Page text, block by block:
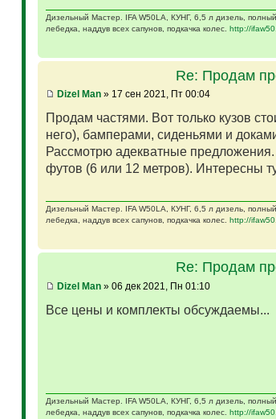
Дизельный Мастер. IFA W50LA, КУНГ, 6,5 л дизель,
лебедка, наддув всех сапунов, подкачка колес. http://
Re: Продам
Dizel Man» 17 сен 2021, Пт 00:04
Продам частями. Вот только кузов
него), бамперами, сиденьями и
Рассмотрю адекватные
футов (6 или 12 метров). Интересны
Дизельный Мастер. IFA W50LA, КУНГ, 6,5 л дизель,
лебедка, наддув всех сапунов, подкачка колес. http://
Re: Продам
Dizel Man» 06 дек 2021, Пн 01:10
Все цены и комплекты обсуждаемы...
Дизельный Мастер. IFA W50LA, КУНГ, 6,5 л дизель,
лебедка, наддув всех сапунов, подкачка колес. http://